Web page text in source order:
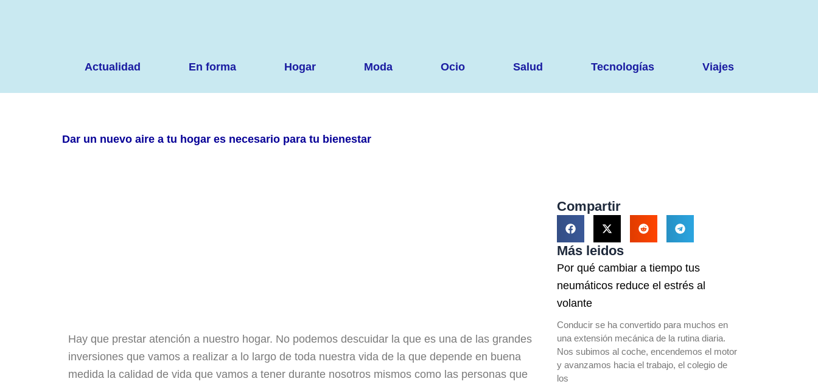
Actualidad En forma Hogar Moda Ocio Salud Tecnologías Viajes
Dar un nuevo aire a tu hogar es necesario para tu bienestar
Hay que prestar atención a nuestro hogar. No podemos descuidar la que es una de las grandes
inversiones que vamos a realizar a lo largo de toda nuestra vida de la que depende en buena
medida la calidad de vida que vamos a tener durante nosotros mismos como las personas que
Compartir
Más leidos
Por qué cambiar a tiempo tus
neumáticos reduce el estrés al
volante
Conducir se ha convertido para muchos en
una extensión mecánica de la rutina diaria.
Nos subimos al coche, encendemos el motor
y avanzamos hacia el trabajo, el colegio de
los